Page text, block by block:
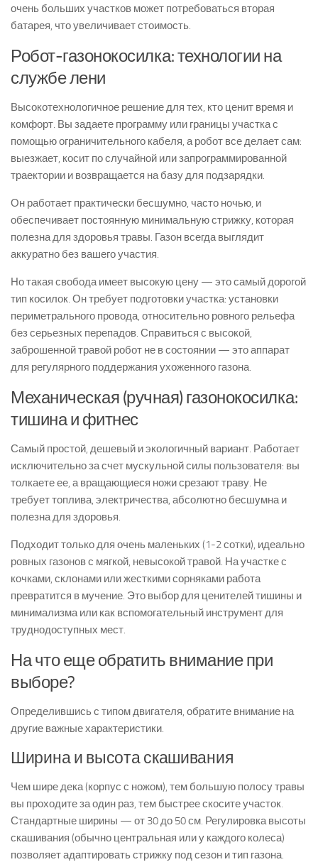
очень больших участков может потребоваться вторая
батарея, что увеличивает стоимость.
Робот-газонокосилка: технологии на
службе лени
Высокотехнологичное решение для тех, кто ценит время и
комфорт. Вы задаете программу или границы участка с
помощью ограничительного кабеля, а робот все делает сам:
выезжает, косит по случайной или запрограммированной
траектории и возвращается на базу для подзарядки.
Он работает практически бесшумно, часто ночью, и
обеспечивает постоянную минимальную стрижку, которая
полезна для здоровья травы. Газон всегда выглядит
аккуратно без вашего участия.
Но такая свобода имеет высокую цену — это самый дорогой
тип косилок. Он требует подготовки участка: установки
периметрального провода, относительно ровного рельефа
без серьезных перепадов. Справиться с высокой,
заброшенной травой робот не в состоянии — это аппарат
для регулярного поддержания ухоженного газона.
Механическая (ручная) газонокосилка:
тишина и фитнес
Самый простой, дешевый и экологичный вариант. Работает
исключительно за счет мускульной силы пользователя: вы
толкаете ее, а вращающиеся ножи срезают траву. Не
требует топлива, электричества, абсолютно бесшумна и
полезна для здоровья.
Подходит только для очень маленьких (1-2 сотки), идеально
ровных газонов с мягкой, невысокой травой. На участке с
кочками, склонами или жесткими сорняками работа
превратится в мучение. Это выбор для ценителей тишины и
минимализма или как вспомогательный инструмент для
труднодоступных мест.
На что еще обратить внимание при
выборе?
Определившись с типом двигателя, обратите внимание на
другие важные характеристики.
Ширина и высота скашивания
Чем шире дека (корпус с ножом), тем большую полосу травы
вы проходите за один раз, тем быстрее скосите участок.
Стандартные ширины — от 30 до 50 см. Регулировка высоты
скашивания (обычно центральная или у каждого колеса)
позволяет адаптировать стрижку под сезон и тип газона.